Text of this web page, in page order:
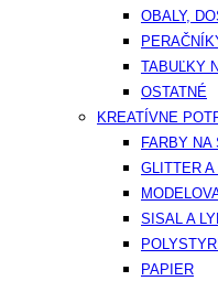
OBALY,
TABUĽKY
OSTATNÉ
KREATÍVNE
FARBY NA
GLITTER
SISAL A
PAPIER